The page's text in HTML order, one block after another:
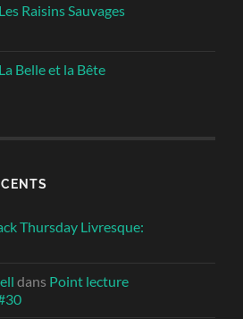
Raisins Sauvages
Belle et la Bête
Thursday Livresque:
dans Point lecture